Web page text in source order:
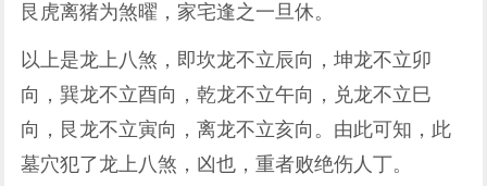
艮虎离猪为煞曜，家宅逢之一旦休。
以上是龙上八煞，即坎龙不立辰向，坤龙不立卯
向，巽龙不立酉向，乾龙不立午向，兑龙不立巳
向，艮龙不立寅向，离龙不立亥向。由此可知，此
墓穴犯了龙上八煞，凶也，重者败绝伤人丁。